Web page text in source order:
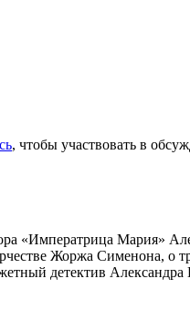
, чтобы участвовать в
«Императрица Мария»
Жоржа Сименона, о
детектив